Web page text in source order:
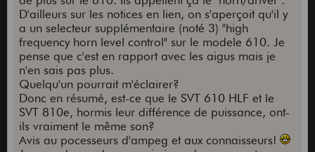
D'ailleurs sur les notices en lien, on s'aperçoit qu'il y
a un selecteur supplémentaire (noté 3) "high
frequency horn level control" sur le modele 610. Je
pense que c'est en rapport avec les aigus mais je
n'en sais pas plus.
Quelqu'un pourrait m'éclairer?
Donc en résumé, est-ce que le SVT 610 HLF et le
SVT 810e, hormis leur différence de puissance, ont-
ils vraiment le même son?
Avis au pocesseurs d'ampeg et aux connaisseurs!